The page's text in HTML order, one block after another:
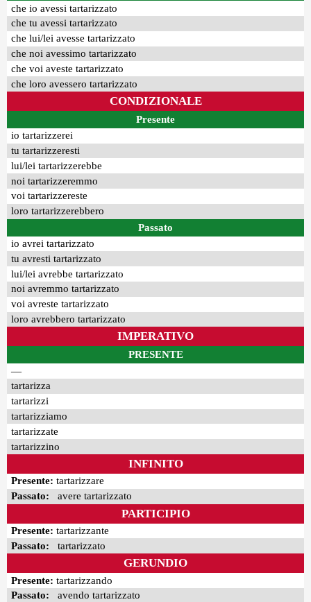
che io avessi tartarizzato
che tu avessi tartarizzato
che lui/lei avesse tartarizzato
che noi avessimo tartarizzato
che voi aveste tartarizzato
che loro avessero tartarizzato
CONDIZIONALE
Presente
io tartarizzerei
tu tartarizzeresti
lui/lei tartarizzerebbe
noi tartarizzeremmo
voi tartarizzereste
loro tartarizzerebbero
Passato
io avrei tartarizzato
tu avresti tartarizzato
lui/lei avrebbe tartarizzato
noi avremmo tartarizzato
voi avreste tartarizzato
loro avrebbero tartarizzato
IMPERATIVO
PRESENTE
—
tartarizza
tartarizzi
tartarizziamo
tartarizzate
tartarizzino
INFINITO
Presente: tartarizzare
Passato: avere tartarizzato
PARTICIPIO
Presente: tartarizzante
Passato: tartarizzato
GERUNDIO
Presente: tartarizzando
Passato: avendo tartarizzato